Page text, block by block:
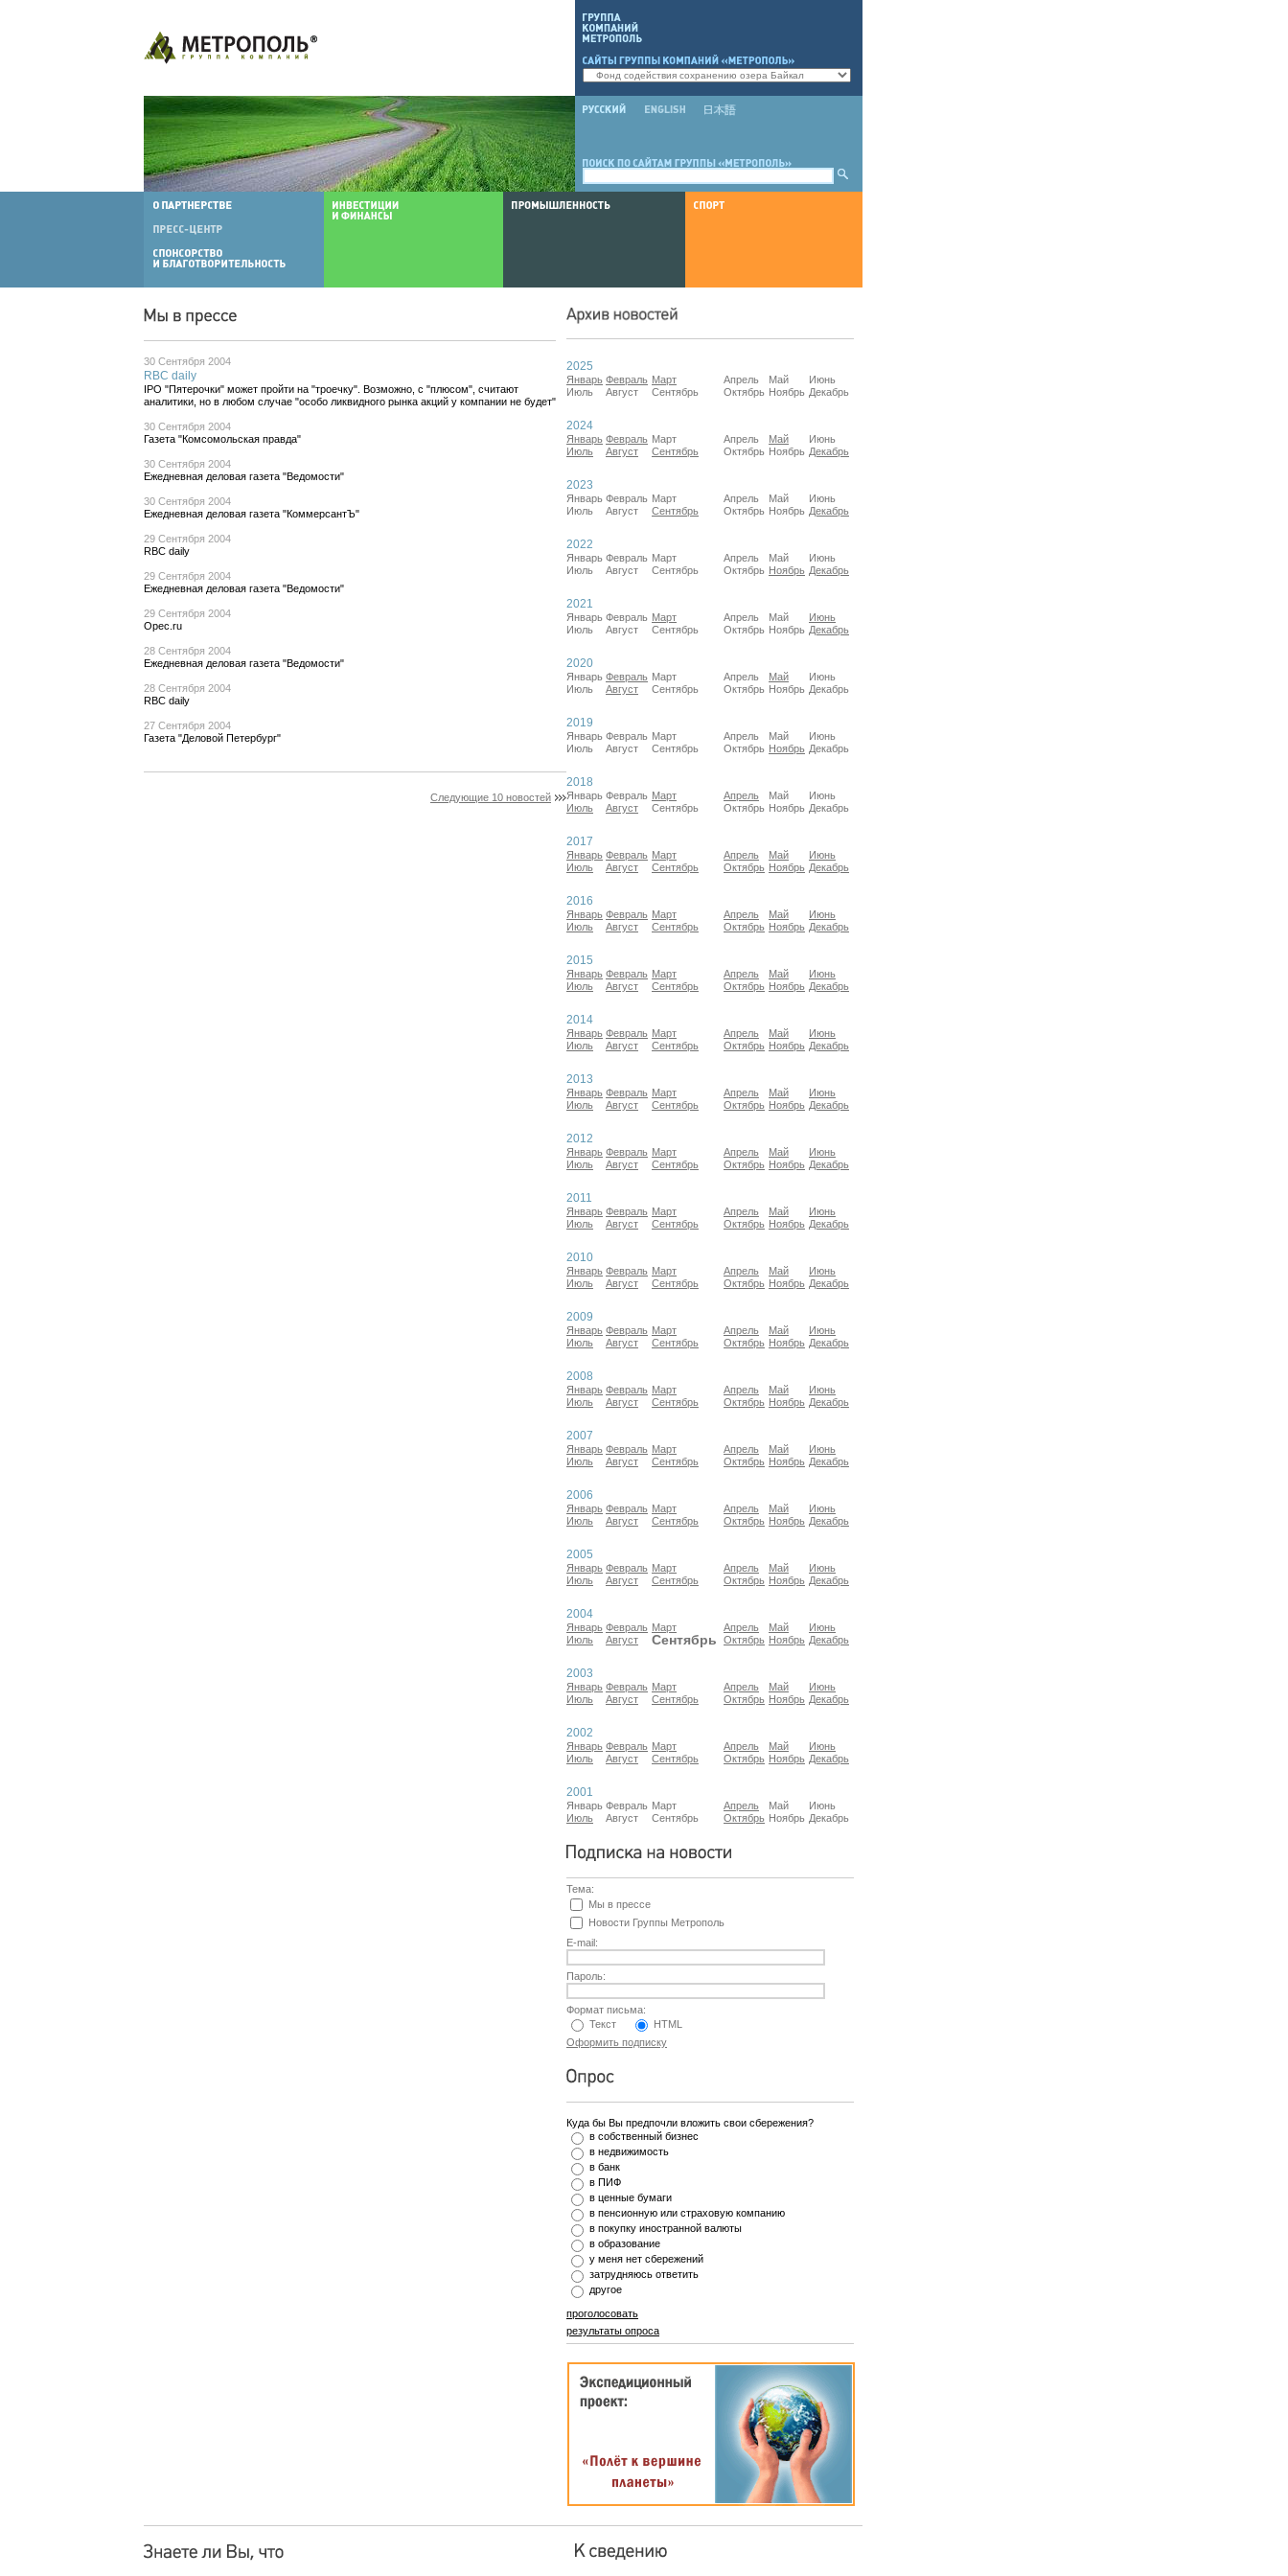
30 Сентября 2004
RBC daily
IPO "Пятерочки" может пройти на "троечку". Возможно, с "плюсом", считают
аналитики, но в любом случае "особо ликвидного рынка акций у компании не будет"
30 Сентября 2004
Газета "Комсомольская правда"
30 Сентября 2004
Ежедневная деловая газета "Ведомости"
30 Сентября 2004
Ежедневная деловая газета "КоммерсантЪ"
29 Сентября 2004
RBC daily
29 Сентября 2004
Ежедневная деловая газета "Ведомости"
29 Сентября 2004
Opec.ru
28 Сентября 2004
Ежедневная деловая газета "Ведомости"
28 Сентября 2004
RBC daily
27 Сентября 2004
Газета "Деловой Петербург"
Следующие 10 новостей
2025
Январь Февраль Март Апрель Май
Июнь
Июль
Август Сентябрь Октябрь Ноябрь Декабрь
2024
Январь Февраль Март Апрель Май
Июнь
Июль
Август Сентябрь Октябрь Ноябрь Декабрь
2023
Январь Февраль Март Апрель Май
Июнь
Июль
Август Сентябрь Октябрь Ноябрь Декабрь
2022
Январь Февраль Март Апрель Май
Июнь
Июль
Август Сентябрь Октябрь Ноябрь Декабрь
2021
Январь Февраль Март Апрель Май
Июнь
Июль
Август Сентябрь Октябрь Ноябрь Декабрь
2020
Январь Февраль Март Апрель Май
Июнь
Июль
Август Сентябрь Октябрь Ноябрь Декабрь
2019
Январь Февраль Март Апрель Май
Июнь
Июль
Август Сентябрь Октябрь Ноябрь Декабрь
2018
Январь Февраль Март Апрель Май
Июнь
Июль
Август Сентябрь Октябрь Ноябрь Декабрь
2017
Январь Февраль Март Апрель Май
Июнь
Июль
Август Сентябрь Октябрь Ноябрь Декабрь
2016
Январь Февраль Март Апрель Май
Июнь
Июль
Август Сентябрь Октябрь Ноябрь Декабрь
2015
Январь Февраль Март Апрель Май
Июнь
Июль
Август Сентябрь Октябрь Ноябрь Декабрь
2014
Январь Февраль Март Апрель Май
Июнь
Июль
Август Сентябрь Октябрь Ноябрь Декабрь
2013
Январь Февраль Март Апрель Май
Июнь
Июль
Август Сентябрь Октябрь Ноябрь Декабрь
2012
Январь Февраль Март Апрель Май
Июнь
Июль
Август Сентябрь Октябрь Ноябрь Декабрь
2011
Январь Февраль Март Апрель Май
Июнь
Июль
Август Сентябрь Октябрь Ноябрь Декабрь
2010
Январь Февраль Март Апрель Май
Июнь
Июль
Август Сентябрь Октябрь Ноябрь Декабрь
2009
Январь Февраль Март Апрель Май
Июнь
Июль
Август Сентябрь Октябрь Ноябрь Декабрь
2008
Январь Февраль Март Апрель Май
Июнь
Июль
Август Сентябрь Октябрь Ноябрь Декабрь
2007
Январь Февраль Март Апрель Май
Июнь
Июль
Август Сентябрь Октябрь Ноябрь Декабрь
2006
Январь Февраль Март Апрель Май
Июнь
Июль
Август Сентябрь Октябрь Ноябрь Декабрь
2005
Январь Февраль Март Апрель Май
Июнь
Июль
Август Сентябрь Октябрь Ноябрь Декабрь
2004
Январь Февраль Март Апрель Май
Июнь
Июль
Август Сентябрь Октябрь Ноябрь Декабрь
2003
Январь Февраль Март Апрель Май
Июнь
Июль
Август Сентябрь Октябрь Ноябрь Декабрь
2002
Январь Февраль Март Апрель Май
Июнь
Июль
Август Сентябрь Октябрь Ноябрь Декабрь
2001
Январь Февраль Март Апрель Май
Июнь
Июль
Август Сентябрь Октябрь Ноябрь Декабрь
Тема:
Мы в прессе
Новости Группы Метрополь
E-mail:
Пароль:
Формат письма:
Текст
HTML
Оформить подписку
Куда бы Вы предпочли вложить свои сбережения?
в собственный бизнес
в недвижимость
в банк
в ПИФ
в ценные бумаги
в пенсионную или страховую компанию
в покупку иностранной валюты
в образование
у меня нет сбережений
затрудняюсь ответить
другое
проголосовать
результаты опроса